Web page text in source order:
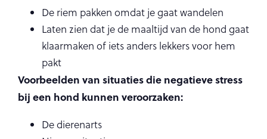
De riem pakken omdat je gaat wandelen
Laten zien dat je de maaltijd van de hond gaat
klaarmaken of iets anders lekkers voor hem
pakt
Voorbeelden van situaties die negatieve stress
bij een hond kunnen veroorzaken:
De dierenarts